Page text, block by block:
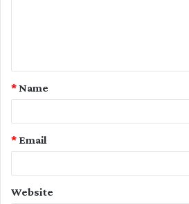
Name
*
Email
*
Website